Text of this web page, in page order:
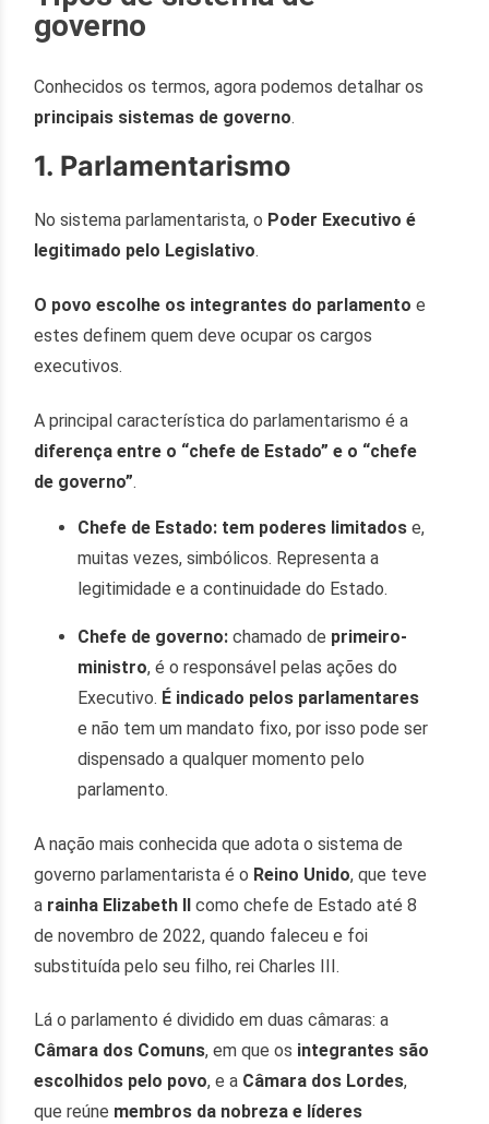
governo
Conhecidos os termos, agora podemos detalhar os
principais sistemas de governo.
1. Parlamentarismo
No sistema parlamentarista, o Poder Executivo é
legitimado pelo Legislativo.
O povo escolhe os integrantes do parlamento e
estes definem quem deve ocupar os cargos
executivos.
A principal característica do parlamentarismo é a
diferença entre o “chefe de Estado” e o “chefe
de governo”.
Chefe de Estado: tem poderes limitados e,
muitas vezes, simbólicos. Representa a
legitimidade e a continuidade do Estado.
Chefe de governo: chamado de primeiro-
ministro, é o responsável pelas ações do
Executivo. É indicado pelos parlamentares
e não tem um mandato fixo, por isso pode ser
dispensado a qualquer momento pelo
parlamento.
A nação mais conhecida que adota o sistema de
governo parlamentarista é o Reino Unido, que teve
a rainha Elizabeth II como chefe de Estado até 8
de novembro de 2022, quando faleceu e foi
substituída pelo seu filho, rei Charles III.
Lá o parlamento é dividido em duas câmaras: a
Câmara dos Comuns, em que os integrantes são
escolhidos pelo povo, e a Câmara dos Lordes,
que reúne membros da nobreza e líderes